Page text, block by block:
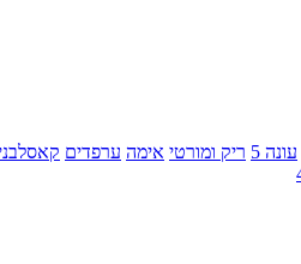
עונה 5 ריק ומורטי אימה ערפדים